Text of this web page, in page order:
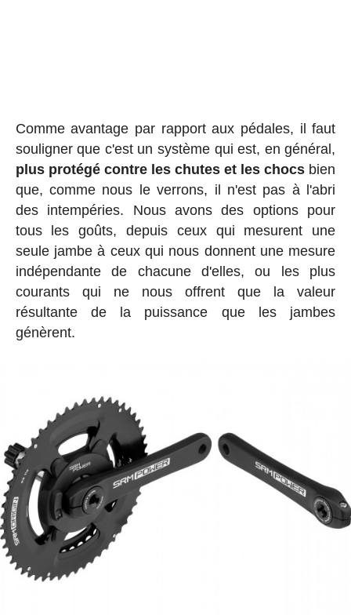
Comme avantage par rapport aux pédales, il faut
souligner que c'est un système qui est, en général,
plus protégé contre les chutes et les chocs bien
que, comme nous le verrons, il n'est pas à l'abri
des intempéries. Nous avons des options pour
tous les goûts, depuis ceux qui mesurent une
seule jambe à ceux qui nous donnent une mesure
indépendante de chacune d'elles, ou les plus
courants qui ne nous offrent que la valeur
résultante de la puissance que les jambes
génèrent.